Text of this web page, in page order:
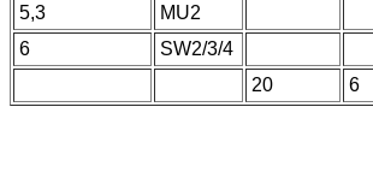
5,3
MU2
6
SW2/3/4
20
6